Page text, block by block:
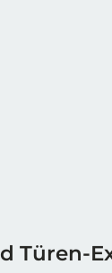
Türen-